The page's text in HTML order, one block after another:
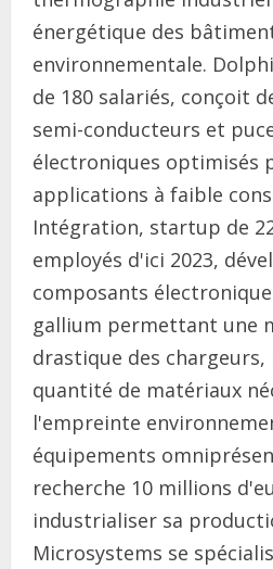
énergétique des
environnementale.
de 180 salariés, conçoit
semi-conducteurs et
électroniques optimisés
applications à faible
Intégration, startup de
employés d'ici 2023,
composants
gallium permettant une
drastique des
quantité de matériaux
l'empreinte
équipements
recherche 10 millions
industrialiser sa
Microsystems se